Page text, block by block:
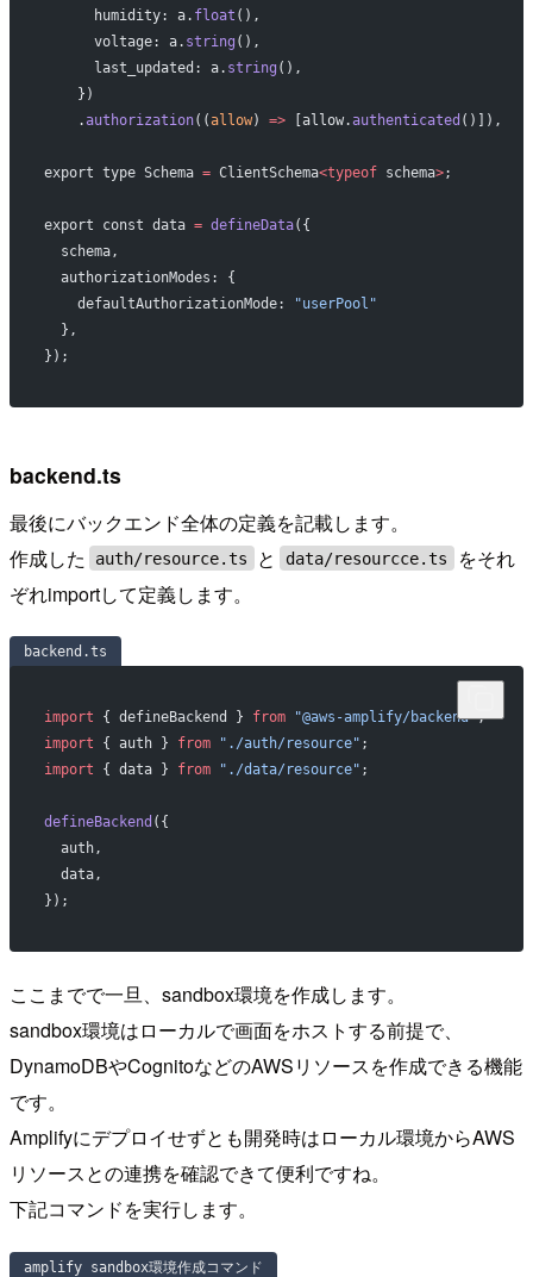
      humidity: a.
float (),
      voltage: a.
string (),
      last_updated: a.
string (),
    })
    .
authorization((allow) => [allow.authenticated ()]),
export type Schema = ClientSchema<typeof schema>;
export const data = defineData({
  schema,
  authorizationModes: {
    defaultAuthorizationMode:
"userPool"
  },
});
backend.ts
最後にバックエンド全体の定義を記載します。
作成した
auth/resource.ts と data/resourcce.ts
をそれ
ぞれimportして定義します。
backend.ts
import { defineBackend } from "@aws-amplify/backend";
import { auth } from "./auth/resource" ;
import { data } from "./data/resource" ;
defineBackend ({
  auth,
  data,
});
ここまでで一旦、sandbox環境を作成します。
sandbox環境はローカルで画面をホストする前提で、
DynamoDBやCognitoなどのAWSリソースを作成できる機能
です。
Amplifyにデプロイせずとも開発時はローカル環境からAWS
リソースとの連携を確認できて便利ですね。
下記コマンドを実行します。
amplify sandbox環境作成コマンド